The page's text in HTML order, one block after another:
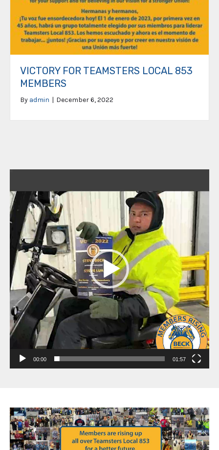
VICTORY FOR TEAMSTERS LOCAL 853
MEMBERS
By admin | December 6, 2022
Player
00:00 01:57